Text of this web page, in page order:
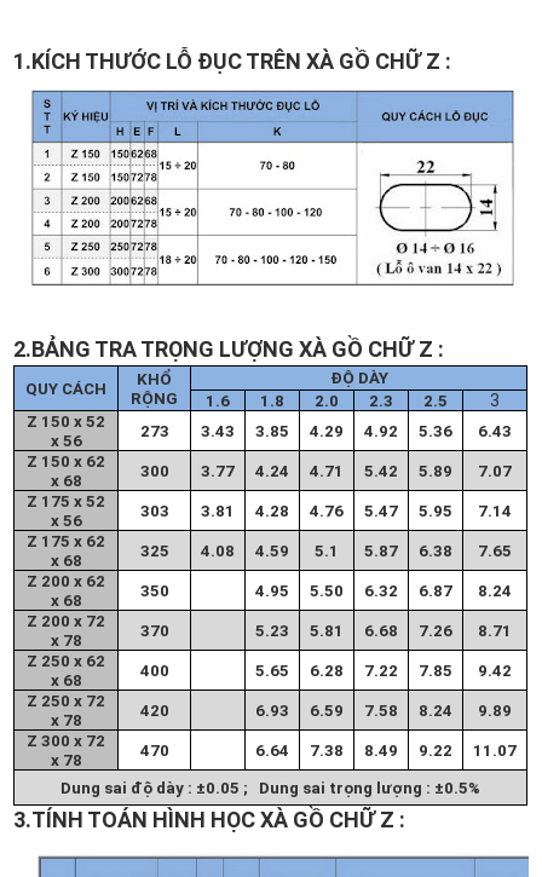
1.KÍCH THƯỚC LỖ ĐỤC TRÊN XÀ GỒ CHỮ Z :
2.BẢNG TRA TRỌNG LƯỢNG XÀ GỒ CHỮ Z :
QUY CÁCH
KHỔ
RỘNG
ĐỘ DÀY
1.6
1.8 2.0 2.3 2.5 3
Z 150 x 52
x 56
273 3.43 3.85 4.29 4.92 5.36
6.43
Z 150 x 62
x 68
300 3.77 4.24 4.71 5.42 5.89
7.07
Z 175 x 52
x 56
303 3.81 4.28 4.76 5.47 5.95
7.14
Z 175 x 62
x 68
325 4.08 4.59 5.1 5.87 6.38
7.65
Z 200 x 62
x 68
350 4.95 5.50 6.32 6.87
8.24
Z 200 x 72
x 78
370 5.23 5.81 6.68 7.26
8.71
Z 250 x 62
x 68
400 5.65 6.28 7.22 7.85
9.42
Z 250 x 72
x 78
420 6.93 6.59 7.58 8.24
9.89
Z 300 x 72
x 78
470 6.64 7.38 8.49 9.22 11.07
Dung sai độ dày : ±0.05 ; Dung sai trọng lượng : ±0.5%
3.TÍNH TOÁN HÌNH HỌC XÀ GỒ CHỮ Z :